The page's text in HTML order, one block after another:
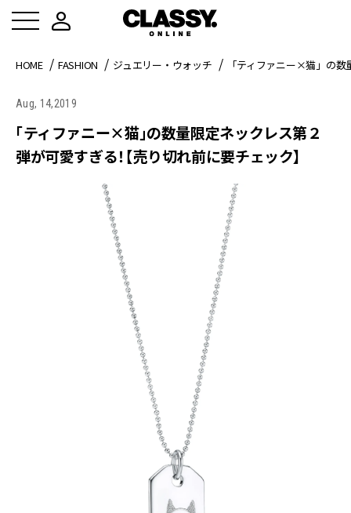
HOME FASHION ジュエリー・ウォッチ 「ティファニー×猫」の
Aug, 14,2019
「ティファニー×猫」の数量限定ネックレス第２
弾が可愛すぎる！【売り切れ前に要チェック】